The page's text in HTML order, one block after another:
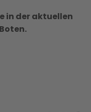
in der aktuellen